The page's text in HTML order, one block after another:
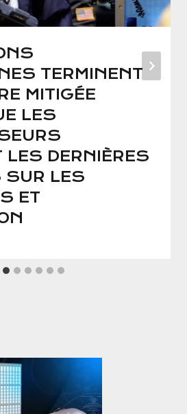
TERMINENT
MITIGÉE
LES
LES DERNIÈRES
SUR LES
ET